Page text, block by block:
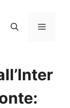
Menu